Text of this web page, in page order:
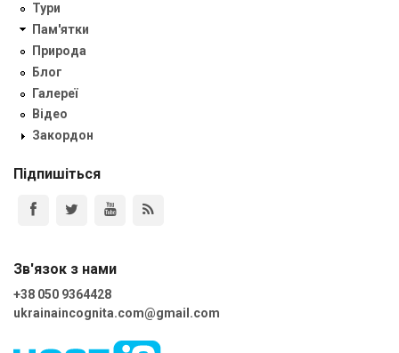
Тури
Пам'ятки
Природа
Блог
Галереї
Відео
Закордон
Підпишіться
Зв'язок з нами
+38 050 9364428
ukrainaincognita.com@gmail.com